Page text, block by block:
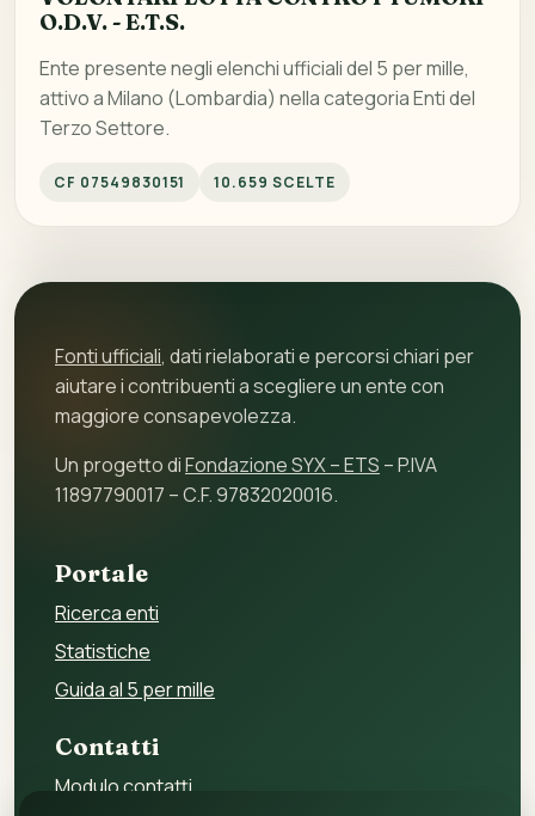
O.D.V. - E.T.S.
Ente presente negli elenchi ufficiali del 5 per mille,
attivo a Milano (Lombardia) nella categoria Enti del
Terzo Settore.
CF 07549830151 10.659 SCELTE
Fonti ufficiali, dati rielaborati e percorsi chiari per
aiutare i contribuenti a scegliere un ente con
maggiore consapevolezza.
Un progetto diFondazione SYX – ETS – P.IVA
11897790017 – C.F. 97832020016.
Portale
Ricerca enti
Statistiche
Guida al 5 per mille
Contatti
Modulo contatti